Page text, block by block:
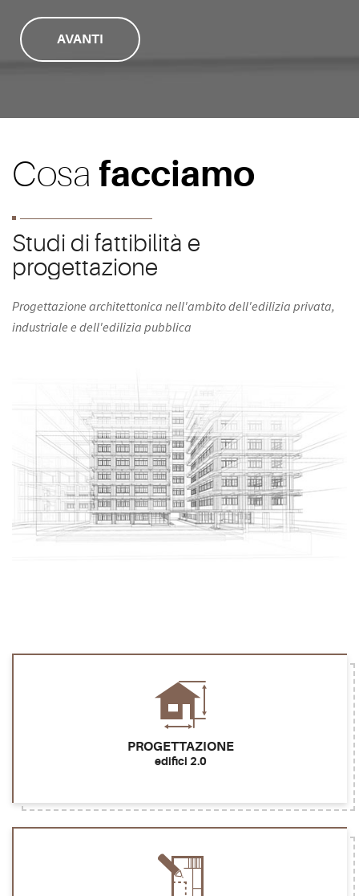
AVANTI
Cosa facciamo
Studi di fattibilità e
progettazione
Progettazione architettonica nell'ambito dell'edilizia privata,
industriale e dell'edilizia pubblica
PROGETTAZIONE
edifici 2.0